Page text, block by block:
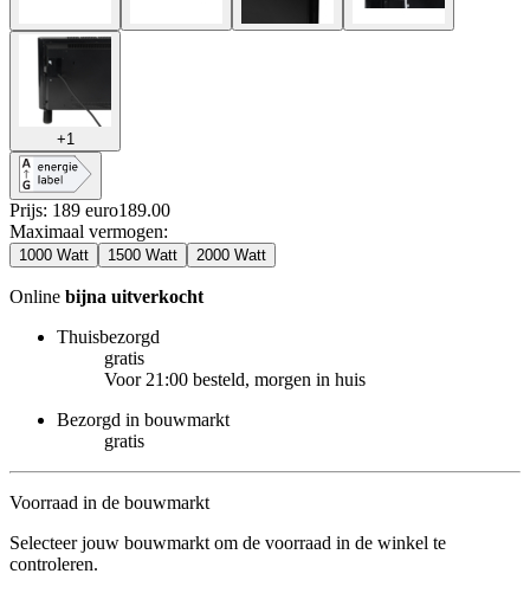
+1
Prijs: 189 euro189.00
Maximaal vermogen:
1000 Watt 1500 Watt 2000 Watt
Online bijna uitverkocht
Thuisbezorgd
gratis
Voor 21:00 besteld, morgen in huis
Bezorgd in bouwmarkt
gratis
Voorraad in de bouwmarkt
Selecteer jouw bouwmarkt om de voorraad in de winkel te
controleren.